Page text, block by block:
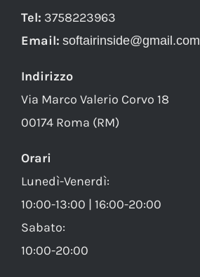
Tel: 3758223963
Email: softairinside@gmail.com
Indirizzo
Via Marco Valerio Corvo 18
00174 Roma (RM)
Orari
Lunedì-Venerdì:
10:00-13:00 | 16:00-20:00
Sabato:
10:00-20:00